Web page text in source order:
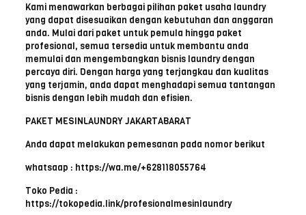
Kami menawarkan berbagai pilihan paket usaha laundry
yang dapat disesuaikan dengan kebutuhan dan anggaran
anda. Mulai dari paket untuk pemula hingga paket
profesional, semua tersedia untuk membantu anda
memulai dan mengembangkan bisnis laundry dengan
percaya diri. Dengan harga yang terjangkau dan kualitas
yang terjamin, anda dapat menghadapi semua tantangan
bisnis dengan lebih mudah dan efisien.
PAKET MESINLAUNDRY JAKARTABARAT
Anda dapat melakukan pemesanan pada nomor berikut
whatsaap : https://wa.me/+628118055764
Toko Pedia :
https://tokopedia.link/profesionalmesinlaundry